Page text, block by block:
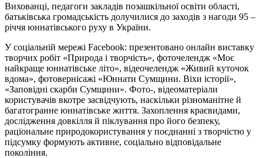
Вихованці, педагоги закладів позашкільної освіти області,
батьківська громадськість долучилися до заходів з нагоди 95 –
річчя юннатівського руху в України.
У соціальній мережі Facebook: презентовано онлайн виставку
творчих робіт «Природа і творчість», фоточелендж «Моє
найкраще юннатівське літо», відеочелендж «Живий куточок
вдома», фотовернісажі «Юннати Сумщини. Віхи історії»,
«Заповідні скарби Сумщини». Фото-, відеоматеріали
користувачів вкотре засвідчують, наскільки різноманітне й
багатогранне юннатівське життя. Захоплення краєвидами,
дослідження довкілля й піклування про його безпеку,
раціональне природокористування у поєднанні з творчістю у
підсумку формують активне, соціально відповідальне
покоління.